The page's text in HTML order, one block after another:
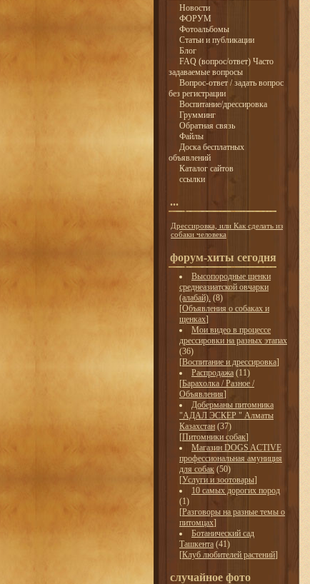
Новости
ФОРУМ
Фотоальбомы
Статьи и публикации
Блог
FAQ (вопрос/ответ) Часто
задаваемые вопросы
Вопрос-ответ / задать вопрос
без регистрации
Воспитание/дрессировка
Грумминг
Обратная связь
Файлы
Доска бесплатных
объявлений
Каталог сайтов
ссылки
...
Дрессировка, или Как сделать из
собаки человека
форум-хиты сегодня
Высопородные щенки
среднеазиатской овчарки
(алабай). (8)
[Объявления о собаках и
щенках]
Мои видео в процессе
дрессировки на разных этапах
(36)
[Воспитание и дрессировка]
Распродажа (11)
[Барахолка / Разное /
Объявления]
Доберманы питомника
"АДАЛ ЭСКЕР " Алматы
Казахстан (37)
[Питомники собак]
Магазин DOGS ACTIVE
профессиональная амуниция
для собак (50)
[Услуги и зоотовары]
10 самых дорогих пород
(1)
[Разговоры на разные темы о
питомцах]
Ботанический сад
Ташкента (41)
[Клуб любителей растений]
случайное фото